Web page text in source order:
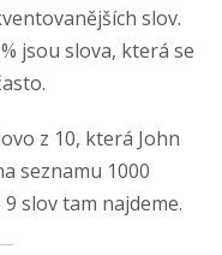
slov.
jsou slova, která se
z 10, která John
seznamu 1000
slov tam najdeme.